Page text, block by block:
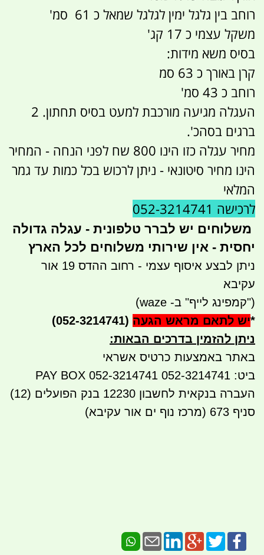
רוחב בין גלגל ימין לגלגל שמאל כ 61 סמ'
משקל עצמי כ 17 קג'
בסיס משא מידות:
קרן באורך כ 63 סמ
רוחב כ 43 סמ'
העגלה מגיעה מורכבת למעט בסיס תחתון. 2
ברגים בסהכ'.
מחיר עגלה כזו הינו 800 שח לפני הנחה - המחיר
הינו מחיר סיטונאי - ניתן לרכוש בכל כמות עד גמר
המלאי
לרכישה 052-3214741
משלוחים יש לברר טלפונית - עגלה גדולה
יחסית - אין שירותי משלוחים לכל הארץ
ניתן לבצע איסוף עצמי - רחוב ההדס 19 אור
עקיבא
("קמפינג לייף" ב- waze)
*יש לתאם מראש הגעה (052-3214741)
ניתן להזמין בדרכים הבאות:
באתר באמצעות כרטיס אשראי
ביט: 052-3214741 PAY BOX 052-3214741
העברה בנקאית לחשבון 12230 בנק הפועלים (12)
סניף 673 (מרכז נוף ים אור עקיבא)